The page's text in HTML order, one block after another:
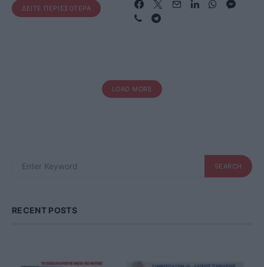
ΔΕΊΤΕ ΠΕΡΙΣΣΌΤΕΡΑ
LOAD MORE
FOR:
SEARCH
RECENT POSTS